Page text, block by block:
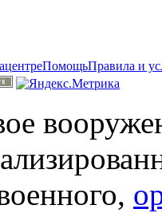
ПомощьПравила и